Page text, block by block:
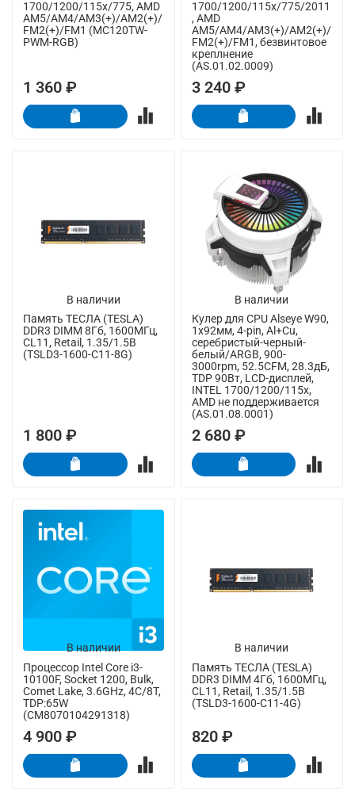
1700/1200/115x/775, AMD
AM5/AM4/AM3(+)/AM2(+)/
FM2(+)/FM1 (MC120TW-
PWM-RGB)
1 360 ₽
1700/1200/115x/775/2011
, AMD
AM5/AM4/AM3(+)/AM2(+)/
FM2(+)/FM1, безвинтовое
креплнение
(AS.01.02.0009)
3 240 ₽
В наличии
Память ТЕСЛА (TESLA)
DDR3 DIMM 8Гб, 1600МГц,
CL11, Retail, 1.35/1.5В
(TSLD3-1600-C11-8G)
1 800 ₽
В наличии
Кулер для CPU Alseye W90,
1х92мм, 4-pin, Al+Cu,
серебристый-черный-
белый/ARGB, 900-
3000rpm, 52.5CFM, 28.3дБ,
TDP 90Вт, LCD-дисплей,
INTEL 1700/1200/115x,
AMD не поддерживается
(AS.01.08.0001)
2 680 ₽
В наличии
Процессор Intel Core i3-
10100F, Socket 1200, Bulk,
Comet Lake, 3.6GHz, 4C/8T,
TDP:65W
(CM8070104291318)
4 900 ₽
В наличии
Память ТЕСЛА (TESLA)
DDR3 DIMM 4Гб, 1600МГц,
CL11, Retail, 1.35/1.5В
(TSLD3-1600-C11-4G)
820 ₽